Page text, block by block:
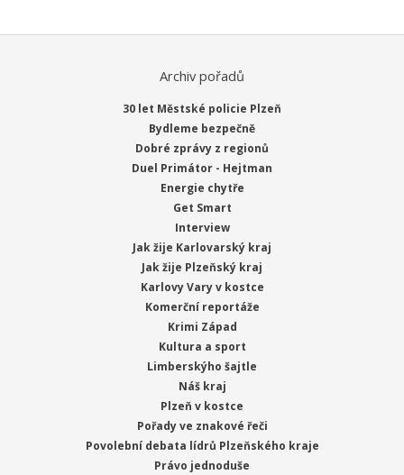
Archiv pořadů
30 let Městské policie Plzeň
Bydleme bezpečně
Dobré zprávy z regionů
Duel Primátor - Hejtman
Energie chytře
Get Smart
Interview
Jak žije Karlovarský kraj
Jak žije Plzeňský kraj
Karlovy Vary v kostce
Komerční reportáže
Krimi Západ
Kultura a sport
Limberskýho šajtle
Náš kraj
Plzeň v kostce
Pořady ve znakové řeči
Povolební debata lídrů Plzeňského kraje
Právo jednoduše